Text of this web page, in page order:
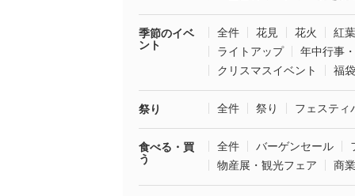
季節のイベ
ント
全件 花見 花火
紅葉
ライトアップ
年中行事
クリスマスイベント
福
祭り 全件 祭り フェスティ
食べる・買
う
全件 バーゲンセール
物産展・観光フェア
商